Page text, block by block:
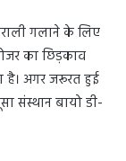
गलाने के लिए
का छिड़काव
है। अगर जरूरत हुई
संस्थान बायो डी-